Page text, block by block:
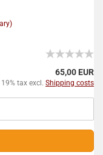
65,00 EUR
tax excl. Shipping costs